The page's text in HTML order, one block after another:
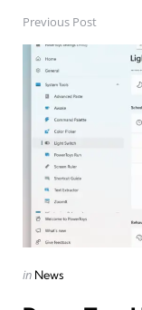
Post
navigation
Previous Post
Posted
in News